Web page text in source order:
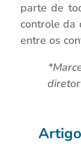
parte de
controle da
entre os